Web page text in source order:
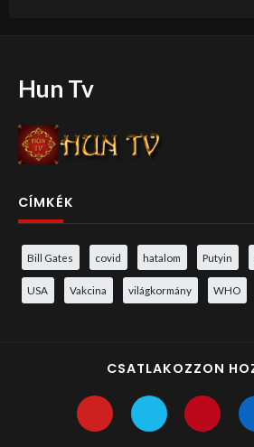
Hun Tv
CÍMKÉK
Bill Gates covid hatalom Putyin
USA Vakcina világkormány WHO
CSATLAKOZZON